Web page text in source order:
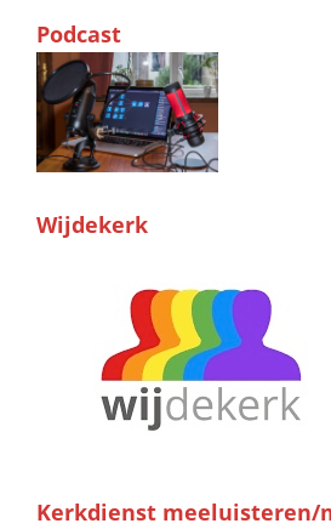
Podcast
Wijdekerk
Kerkdienst meeluisteren/